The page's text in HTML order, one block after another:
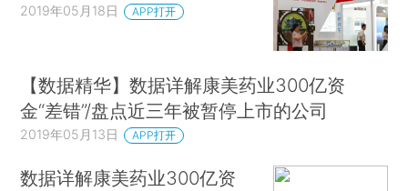
2019年05月18日 APP打开
【数据精华】数据详解康美药业300亿资
金“差错”/盘点近三年被暂停上市的公司
2019年05月13日 APP打开
数据详解康美药业300亿资